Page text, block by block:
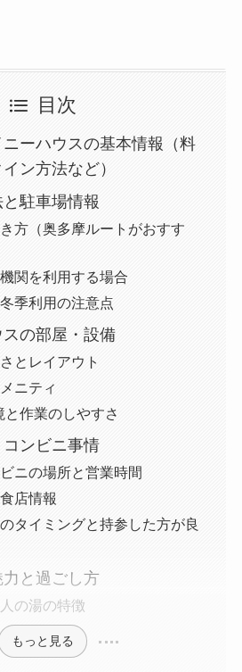
目次
ーハウスの基本情報（料
ン方法など）
駐車場情報
方（奥多摩ルートがおすす
関を利用する場合
季利用の注意点
の部屋・設備
とレイアウト
ニティ
と作業のしやすさ
ンビニ事情
ニの場所と営業時間
店情報
タイミングと持参した方が良
と過ごし方
の湯の特徴
もっと見る